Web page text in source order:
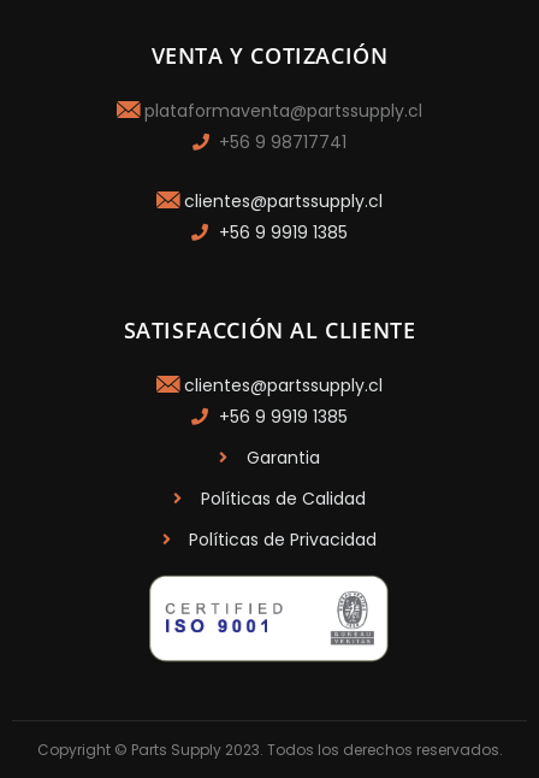
VENTA Y COTIZACIÓN
plataformaventa@partssupply.cl
+56 9 98717741
clientes@partssupply.cl
+56 9 9919 1385
SATISFACCIÓN AL CLIENTE
clientes@partssupply.cl
+56 9 9919 1385
Garantia
Políticas de Calidad
Políticas de Privacidad
Copyright © Parts Supply 2023. Todos los derechos reservados.